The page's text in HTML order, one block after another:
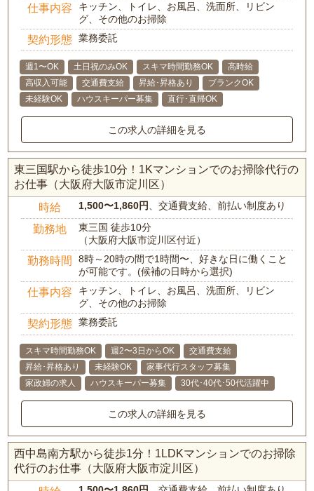
仕事内容
キッチン、トイレ、お風呂、洗面所、リビン
グ、その他のお掃除
契約形態 業務委託
週1〜OK 土日祝のみOK スキマ時間勤務OK
高時給
高収入可能
交通費支給 昇給･昇格あり
ブランクOK
未経験OK
ハウスキーパー募集 直行･直帰OK
この求人の詳細を見る
東三国駅から徒歩10分！1Kマンションでのお掃除代行の
お仕事（大阪府大阪市淀川区）
時給 1,500〜1,860円 、交通費支給、前払い制度あり
勤務地
東三国 徒歩10分
（大阪府大阪市淀川区付近）
勤務時間
8時～20時の間で1時間〜、好きな日に働くこと
が可能です。(候補の日時から選択)
仕事内容
キッチン、トイレ、お風呂、洗面所、リビン
グ、その他のお掃除
契約形態 業務委託
スキマ時間勤務OK 週2〜3日からOK
交通費支給
昇給･昇格あり
未経験OK
家事代行スタッフ募集
家政婦の求人
ハウスキーパー募集 30代･40代･50代活躍中
この求人の詳細を見る
西中島南方駅から徒歩1分！1LDKマンションでのお掃除
代行のお仕事（大阪府大阪市淀川区）